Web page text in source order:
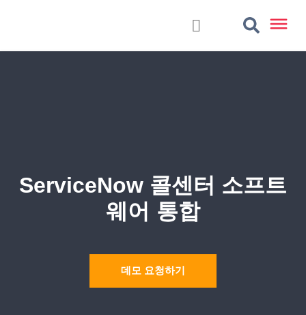
ServiceNow 콜센터 소프트
웨어 통합
데모 요청하기